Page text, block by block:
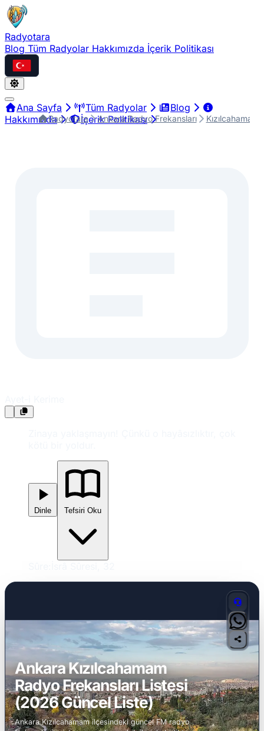
Radyotara
Blog Tüm Radyolar Hakkımızda İçerik Politikası
Türkçe
Ana Sayfa Tüm Radyolar
Blog
Hakkımızda
İçerik Politikası
Radyotara Ankara Radyo Frekansları
Dinle
Ankara Kızılcahamam
Radyo Frekansları Listesi
(2026 Güncel Liste)
Ankara Kızılcahamam ilçesindeki güncel FM radyo